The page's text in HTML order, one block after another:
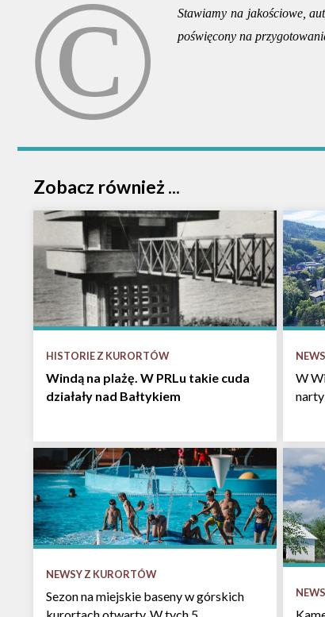
Stawiamy na jakościowe,
poświęcony na
Zobacz również ...
HISTORIE Z KURORTÓW
Windą na plażę. W PRLu takie cuda
działały nad Bałtykiem
W
narty
NEWSY Z KURORTÓW
Sezon na miejskie baseny w górskich